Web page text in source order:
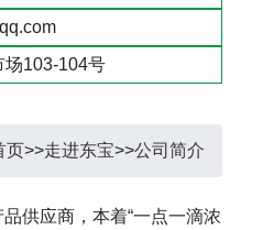
场103-104号
页>>走进东宝>>公司简介
供应商，本着“一点一滴浓